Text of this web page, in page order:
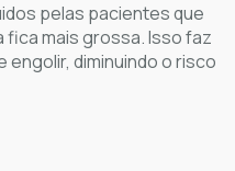
pelas pacientes que
mais grossa. Isso faz
diminuindo o risco